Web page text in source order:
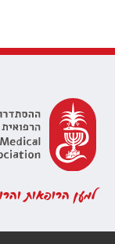
למען הרופאות